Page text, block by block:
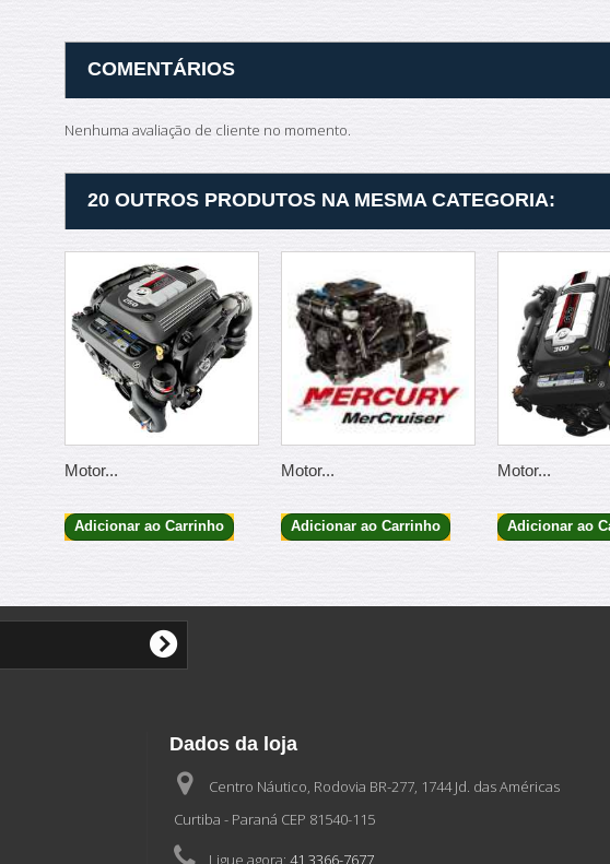
COMENTÁRIOS
Nenhuma avaliação de cliente no momento.
20 OUTROS PRODUTOS NA MESMA CATEGORIA:
Motor...
Adicionar ao Carrinho
Motor...
Adicionar ao Carrinho
Motor...
Adicionar ao
Dados da loja
Centro Náutico, Rodovia BR-277, 1744 Jd. das Américas
Curtiba - Paraná CEP 81540-115
Ligue agora: 41 3366-7677